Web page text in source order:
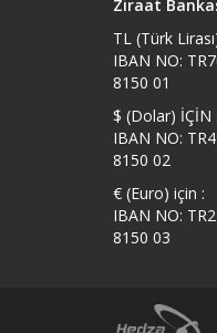
Ziraat
TL (Türk
IBAN NO:
8150 01
$ (Dolar) İÇİN :
IBAN NO:
8150 02
€ (Euro) için :
IBAN NO:
8150 03